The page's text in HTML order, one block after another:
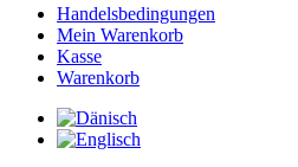
Handelsbedingungen
Mein Warenkorb
Kasse
Warenkorb